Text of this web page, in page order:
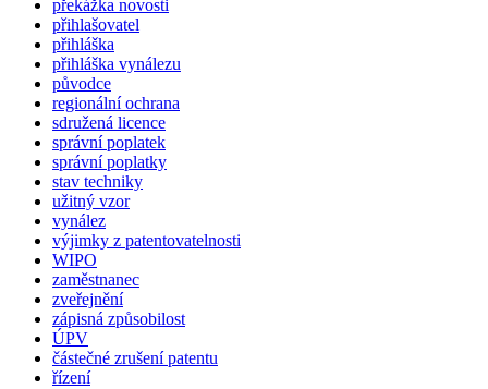
překážka novosti
přihlašovatel
přihláška
přihláška vynálezu
původce
regionální ochrana
sdružená licence
správní poplatek
správní poplatky
stav techniky
užitný vzor
vynález
výjimky z patentovatelnosti
WIPO
zaměstnanec
zveřejnění
zápisná způsobilost
ÚPV
částečné zrušení patentu
řízení